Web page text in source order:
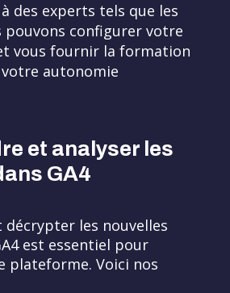
des experts tels que les
pouvons configurer votre
vous fournir la formation
votre autonomie
et analyser les
GA4
décrypter les nouvelles
est essentiel pour
plateforme. Voici nos